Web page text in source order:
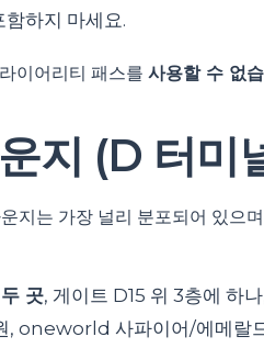
하지 마세요.
이어리티 패스를 사용할 수 없
지 (D 터미
지는 가장 널리 분포되어 있으
곳, 게이트 D15 위 3층에 하
, oneworld 사파이어/에메랄